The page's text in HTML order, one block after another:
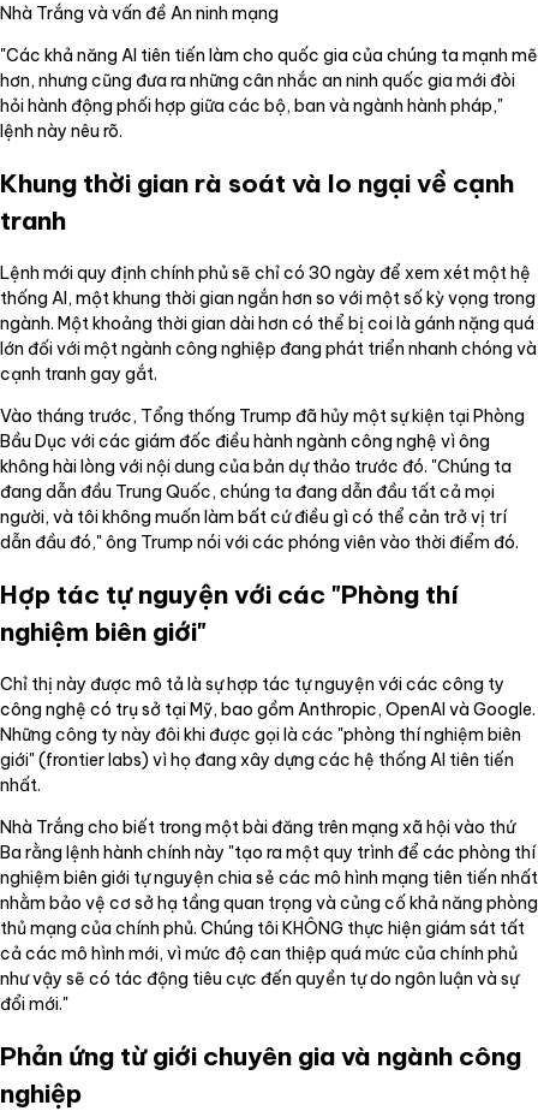
Nhà Trắng và vấn đề An ninh mạng
"Các khả năng AI tiên tiến làm cho quốc gia của chúng ta mạnh mẽ
hơn, nhưng cũng đưa ra những cân nhắc an ninh quốc gia mới đòi
hỏi hành động phối hợp giữa các bộ, ban và ngành hành pháp,"
lệnh này nêu rõ.
Khung thời gian rà soát và lo ngại về cạnh
tranh
Lệnh mới quy định chính phủ sẽ chỉ có 30 ngày để xem xét một hệ
thống AI, một khung thời gian ngắn hơn so với một số kỳ vọng trong
ngành. Một khoảng thời gian dài hơn có thể bị coi là gánh nặng quá
lớn đối với một ngành công nghiệp đang phát triển nhanh chóng và
cạnh tranh gay gắt.
Vào tháng trước, Tổng thống Trump đã hủy một sự kiện tại Phòng
Bầu Dục với các giám đốc điều hành ngành công nghệ vì ông
không hài lòng với nội dung của bản dự thảo trước đó. "Chúng ta
đang dẫn đầu Trung Quốc, chúng ta đang dẫn đầu tất cả mọi
người, và tôi không muốn làm bất cứ điều gì có thể cản trở vị trí
dẫn đầu đó," ông Trump nói với các phóng viên vào thời điểm đó.
Hợp tác tự nguyện với các "Phòng thí
nghiệm biên giới"
Chỉ thị này được mô tả là sự hợp tác tự nguyện với các công ty
công nghệ có trụ sở tại Mỹ, bao gồm Anthropic, OpenAI và Google.
Những công ty này đôi khi được gọi là các "phòng thí nghiệm biên
giới" (frontier labs) vì họ đang xây dựng các hệ thống AI tiên tiến
nhất.
Nhà Trắng cho biết trong một bài đăng trên mạng xã hội vào thứ
Ba rằng lệnh hành chính này "tạo ra một quy trình để các phòng thí
nghiệm biên giới tự nguyện chia sẻ các mô hình mạng tiên tiến nhất
nhằm bảo vệ cơ sở hạ tầng quan trọng và củng cố khả năng phòng
thủ mạng của chính phủ. Chúng tôi KHÔNG thực hiện giám sát tất
cả các mô hình mới, vì mức độ can thiệp quá mức của chính phủ
như vậy sẽ có tác động tiêu cực đến quyền tự do ngôn luận và sự
đổi mới."
Phản ứng từ giới chuyên gia và ngành công
nghiệp